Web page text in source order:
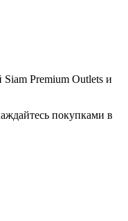
Premium Outlets и
покупками в